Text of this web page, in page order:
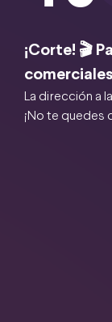
¡Corte! 🎬
La dirección a
¡No te quedes